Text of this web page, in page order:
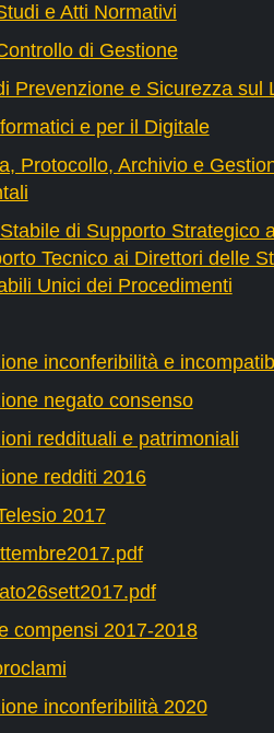
e Atti Normativi
di Gestione
Prevenzione e Sicurezza sul
e per il Digitale
Protocollo, Archivio e
di Supporto Strategico
Tecnico ai Direttori delle
Unici dei Procedimenti
inconferibilità e
negato consenso
reddituali e patrimoniali
redditi 2016
2017
compensi 2017-2018
inconferibilità 2020